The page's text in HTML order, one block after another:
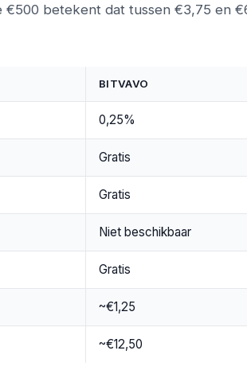
€500 betekent dat tussen €3,75 en
BITVAVO
0,25%
Gratis
Gratis
Niet beschikbaar
Gratis
~€1,25
~€12,50